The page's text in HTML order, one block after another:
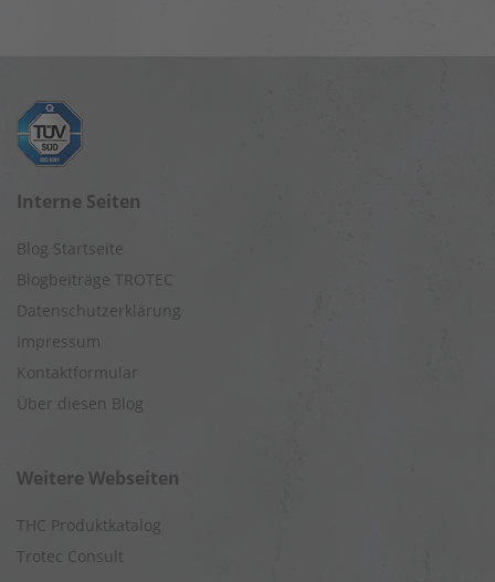
Interne Seiten
Blog Startseite
Blogbeiträge TROTEC
Datenschutzerklärung
Impressum
Kontaktformular
Über diesen Blog
Weitere Webseiten
THC Produktkatalog
Trotec Consult